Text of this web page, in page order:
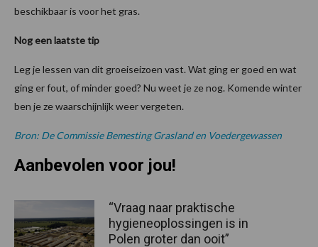
beschikbaar is voor het gras.
Nog een laatste tip
Leg je lessen van dit groeiseizoen vast. Wat ging er goed en wat
ging er fout, of minder goed? Nu weet je ze nog. Komende winter
ben je ze waarschijnlijk weer vergeten.
Bron: De Commissie Bemesting Grasland en Voedergewassen
Aanbevolen voor jou!
“Vraag naar praktische
hygieneoplossingen is in
Polen groter dan ooit”